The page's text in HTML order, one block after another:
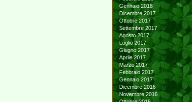
Gennaio 2018
Dicembre 2017
Ottobre 2017
Settembre 2017
Agosto 2017
Luglio 2017
Giugno 2017
Aprile 2017
Marzo 2017
Febbraio 2017
Gennaio 2017
Dicembre 2016
Novembre 2016